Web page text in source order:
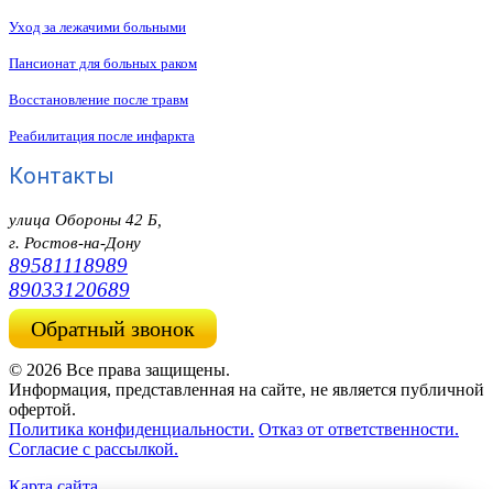
Уход за лежачими больными
Пансионат для больных раком
Восстановление после травм
Реабилитация после инфаркта
Контакты
улица Обороны 42 Б,
г. Ростов-на-Дону
89581118989
89033120689
Обратный звонок
© 2026 Все права защищены.
Информация, представленная на сайте, не является публичной
офертой.
Политика конфиденциальности. Отказ от ответственности.
Согласие с рассылкой.